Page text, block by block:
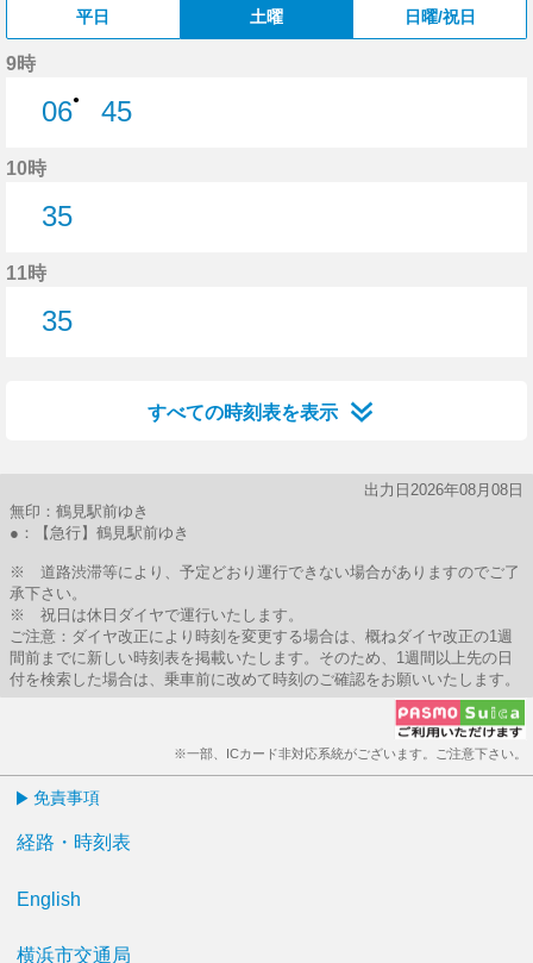
平日 土曜 日曜/祝日
9時
06●
45
10時
35
11時
35
すべての時刻表を表示
出力日2026年08月08日
無印：鶴見駅前ゆき
●：【急行】鶴見駅前ゆき
※ 道路渋滞等により、予定どおり運行できない場合がありますのでご了
承下さい。
※ 祝日は休日ダイヤで運行いたします。
ご注意：ダイヤ改正により時刻を変更する場合は、概ねダイヤ改正の1週
間前までに新しい時刻表を掲載いたします。そのため、1週間以上先の日
付を検索した場合は、乗車前に改めて時刻のご確認をお願いいたします。
※一部、ICカード非対応系統がございます。ご注意下さい。
免責事項
経路・時刻表
English
横浜市交通局